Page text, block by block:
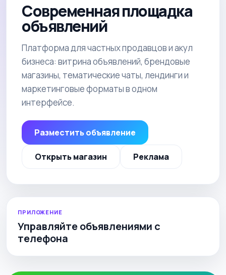
Современная площадка
объявлений
Платформа для частных продавцов и акул
бизнеса: витрина объявлений, брендовые
магазины, тематические чаты, лендинги и
маркетинговые форматы в одном
интерфейсе.
Разместить объявление
Открыть магазин Реклама
ПРИЛОЖЕНИЕ
Управляйте объявлениями с
телефона